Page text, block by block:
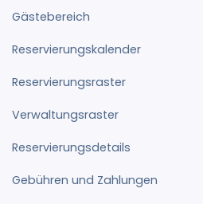
Gästebereich
Reservierungskalender
Reservierungsraster
Verwaltungsraster
Reservierungsdetails
Gebühren und Zahlungen